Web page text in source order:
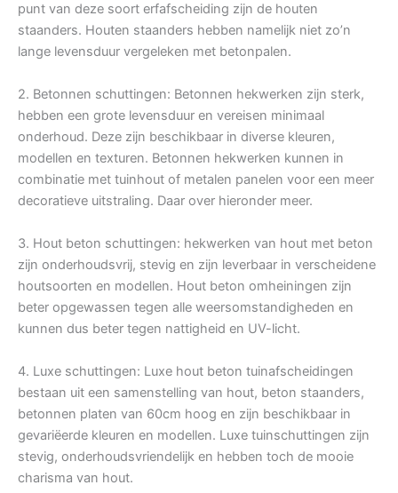
punt van deze soort erfafscheiding zijn de houten
staanders. Houten staanders hebben namelijk niet zo’n
lange levensduur vergeleken met betonpalen.
2. Betonnen schuttingen: Betonnen hekwerken zijn sterk,
hebben een grote levensduur en vereisen minimaal
onderhoud. Deze zijn beschikbaar in diverse kleuren,
modellen en texturen. Betonnen hekwerken kunnen in
combinatie met tuinhout of metalen panelen voor een meer
decoratieve uitstraling. Daar over hieronder meer.
3. Hout beton schuttingen: hekwerken van hout met beton
zijn onderhoudsvrij, stevig en zijn leverbaar in verscheidene
houtsoorten en modellen. Hout beton omheiningen zijn
beter opgewassen tegen alle weersomstandigheden en
kunnen dus beter tegen nattigheid en UV-licht.
4. Luxe schuttingen: Luxe hout beton tuinafscheidingen
bestaan uit een samenstelling van hout, beton staanders,
betonnen platen van 60cm hoog en zijn beschikbaar in
gevariëerde kleuren en modellen. Luxe tuinschuttingen zijn
stevig, onderhoudsvriendelijk en hebben toch de mooie
charisma van hout.